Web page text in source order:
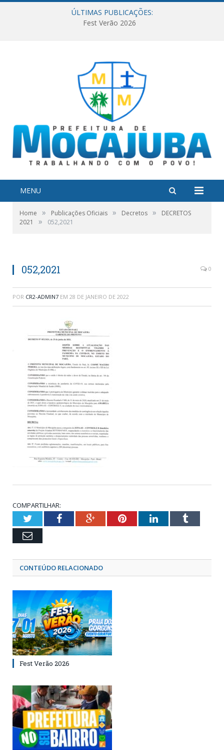
ÚLTIMAS PUBLICAÇÕES:
Fest Verão 2026
MENU
Home » Publicações Oficiais » Decretos »
DECRETOS
2021
» 052,2021
052,2021 0
POR CR2-ADMIN7 EM 28 DE JANEIRO DE 2022
COMPARTILHAR:
TwitterFacebookGoogle+PinterestLinkedInTumblr
Email
CONTEÚDO RELACIONADO
Fest Verão 2026